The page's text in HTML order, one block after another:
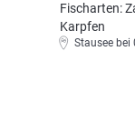
Fischarten:
Karpfen
Stausee bei